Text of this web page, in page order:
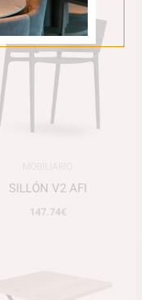
SILLÓN V2 AFI
147.74€